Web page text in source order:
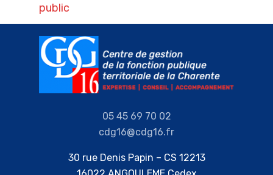
public
05 45 69 70 02
cdg16@cdg16.fr
30 rue Denis Papin – CS 12213